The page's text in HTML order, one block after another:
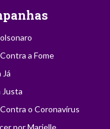
a Fome
Já
Justa
o Coronavírus
por Marielle